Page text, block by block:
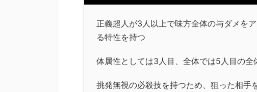
正義超人が3人以上で味方全体の与ダメを
る特性を持つ
体属性としては3人目、全体では5人目の
挑発無視の必殺技を持つため、狙った相手